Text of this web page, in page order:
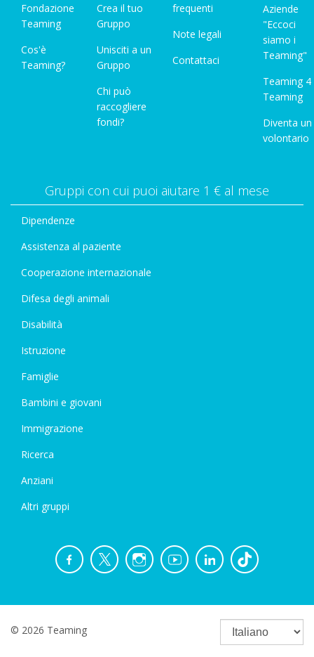
Fondazione
Teaming
Cos'è
Teaming?
Crea il tuo
Gruppo
Unisciti a un
Gruppo
Chi può
raccogliere
fondi?
frequenti
Note legali
Contattaci
Aziende
"Eccoci
siamo i
Teaming"
Teaming 4
Teaming
Diventa un
volontario
Gruppi con cui puoi aiutare 1 € al mese
Dipendenze
Assistenza al paziente
Cooperazione internazionale
Difesa degli animali
Disabilità
Istruzione
Famiglie
Bambini e giovani
Immigrazione
Ricerca
Anziani
Altri gruppi
© 2026 Teaming